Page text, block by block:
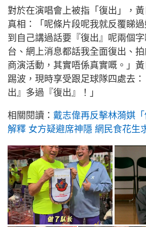
對於在演唱會上被指「復出」，
真相：「呢條片段呢我就反覆睇
到自己講過話要『復出』呢兩個
台、網上消息都話我全面復出、
商演活動，其實唔係真實嘅。」
踢波，現時享受跟足球隊四處去
出』多過『復出』！」
相關閱讀： 戴志偉再反擊林漪娸
解釋 女方疑避席神隱 網民食花生